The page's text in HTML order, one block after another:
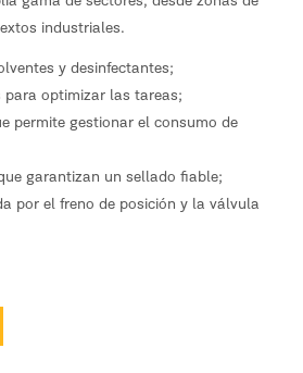
industriales.
y desinfectantes;
para optimizar las tareas;
permite gestionar el consumo de
garantizan un sellado fiable;
por el freno de posición y la válvula